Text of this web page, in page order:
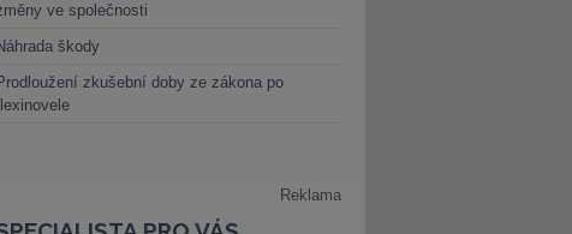
ve společnosti
škody
zkušební doby ze zákona po